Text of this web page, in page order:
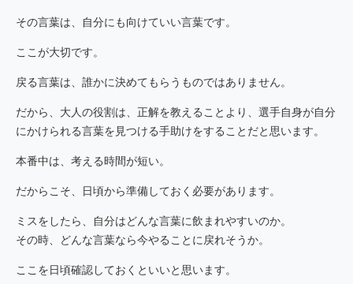
その言葉は、自分にも向けていい言葉です。
ここが大切です。
戻る言葉は、誰かに決めてもらうものではありません。
だから、大人の役割は、正解を教えることより、選手自身が自分
にかけられる言葉を見つける手助けをすることだと思います。
本番中は、考える時間が短い。
だからこそ、日頃から準備しておく必要があります。
ミスをしたら、自分はどんな言葉に飲まれやすいのか。
その時、どんな言葉なら今やることに戻れそうか。
ここを日頃確認しておくといいと思います。